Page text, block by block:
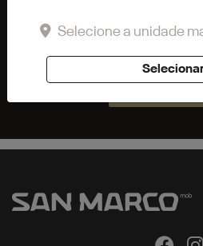
Li e aceito a Política de Privacidade
comunicações da concessionária.
Selecione a unidade